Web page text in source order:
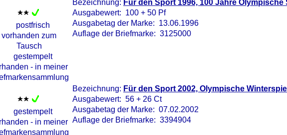
Bezeichnung: Für den Sport 1996, 100 Jahre Olympische
Ausgabewert: 100 + 50 Pf
Ausgabetag der Marke: 13.06.1996
Auflage der Briefmarke: 3125000
Bezeichnung: Für den Sport 2002, Olympische
Ausgabewert: 56 + 26 Ct
Ausgabetag der Marke: 07.02.2002
Auflage der Briefmarke: 3394904